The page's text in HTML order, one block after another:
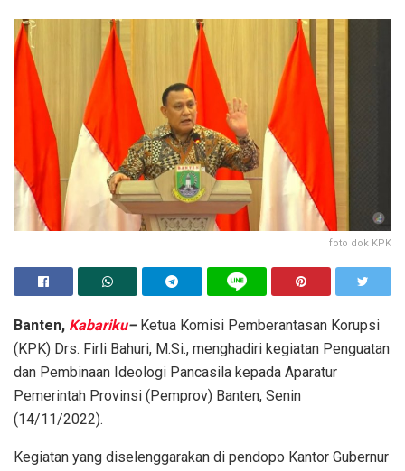
foto dok KPK
Banten, Kabariku–Ketua Komisi Pemberantasan Korupsi
(KPK) Drs. Firli Bahuri, M.Si., menghadiri kegiatan Penguatan
dan Pembinaan Ideologi Pancasila kepada Aparatur
Pemerintah Provinsi (Pemprov) Banten, Senin
(14/11/2022).
Kegiatan yang diselenggarakan di pendopo Kantor Gubernur